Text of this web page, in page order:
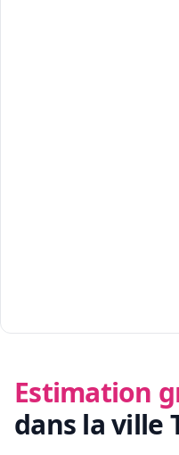
Estimation
dans la ville